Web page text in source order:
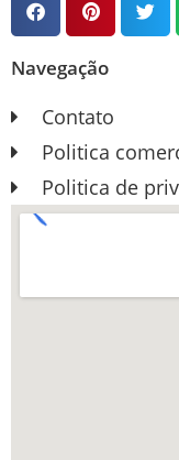
Navegação
Contato
Politica
Politica de